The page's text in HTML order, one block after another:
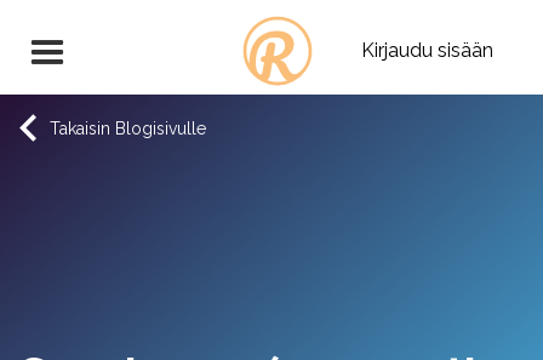
Kirjaudu sisään
Takaisin Blogisivulle